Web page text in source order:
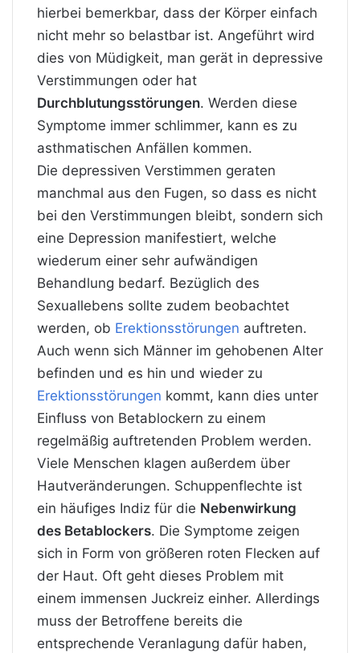
hierbei bemerkbar, dass der Körper einfach
nicht mehr so belastbar ist. Angeführt wird
dies von Müdigkeit, man gerät in depressive
Verstimmungen oder hat
Durchblutungsstörungen. Werden diese
Symptome immer schlimmer, kann es zu
asthmatischen Anfällen kommen.
Die depressiven Verstimmen geraten
manchmal aus den Fugen, so dass es nicht
bei den Verstimmungen bleibt, sondern sich
eine Depression manifestiert, welche
wiederum einer sehr aufwändigen
Behandlung bedarf. Bezüglich des
Sexuallebens sollte zudem beobachtet
werden, ob Erektionsstörungen auftreten.
Auch wenn sich Männer im gehobenen Alter
befinden und es hin und wieder zu
Erektionsstörungen kommt, kann dies unter
Einfluss von Betablockern zu einem
regelmäßig auftretenden Problem werden.
Viele Menschen klagen außerdem über
Hautveränderungen. Schuppenflechte ist
ein häufiges Indiz für die Nebenwirkung
des Betablockers. Die Symptome zeigen
sich in Form von größeren roten Flecken auf
der Haut. Oft geht dieses Problem mit
einem immensen Juckreiz einher. Allerdings
muss der Betroffene bereits die
entsprechende Veranlagung dafür haben,